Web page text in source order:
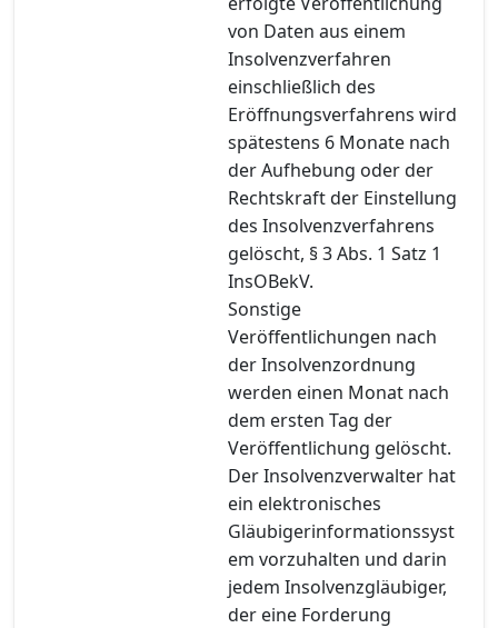
von Daten aus einem
Insolvenzverfahren
einschließlich des
Eröffnungsverfahrens wird
spätestens 6 Monate nach
der Aufhebung oder der
Rechtskraft der Einstellung
des Insolvenzverfahrens
gelöscht, § 3 Abs. 1 Satz 1
InsOBekV.
Sonstige
Veröffentlichungen nach
der Insolvenzordnung
werden einen Monat nach
dem ersten Tag der
Veröffentlichung gelöscht.
Der Insolvenzverwalter hat
ein elektronisches
Gläubigerinformationssyst
em vorzuhalten und darin
jedem Insolvenzgläubiger,
der eine Forderung